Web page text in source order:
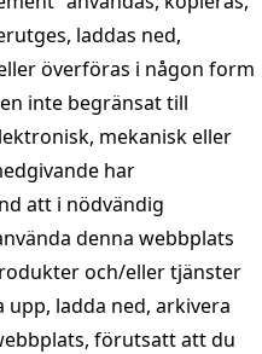
laddas ned,
överföras i någon form
inte begränsat till
mekanisk eller
har
att i nödvändig
denna webbplats
och/eller tjänster
ladda ned, arkivera
förutsatt att du